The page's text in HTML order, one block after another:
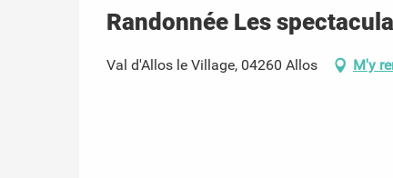
Randonnée Les
Val d'Allos le Village, 04260 Allos M'y